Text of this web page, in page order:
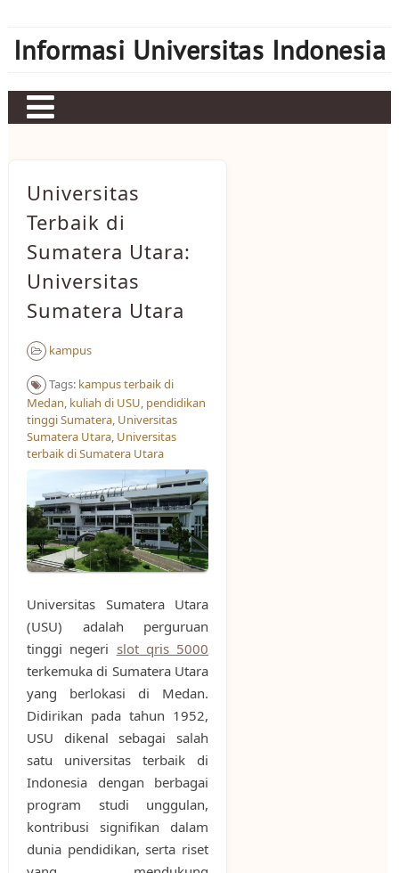
content
Informasi Universitas Indonesia
Sbobet
Mahjong Ways 2
Server Kamboja
Server Thailand
bonus new member
Universitas
Terbaik di
Sumatera Utara:
Universitas
Sumatera Utara
kampus
Tags: kampus terbaik di
Medan, kuliah di USU, pendidikan
tinggi Sumatera, Universitas
Sumatera Utara, Universitas
terbaik di Sumatera Utara
Universitas Sumatera Utara
(USU) adalah perguruan
tinggi negeri slot qris 5000
terkemuka di Sumatera Utara
yang berlokasi di Medan.
Didirikan pada tahun 1952,
USU dikenal sebagai salah
satu universitas terbaik di
Indonesia dengan berbagai
program studi unggulan,
kontribusi signifikan dalam
dunia pendidikan, serta riset